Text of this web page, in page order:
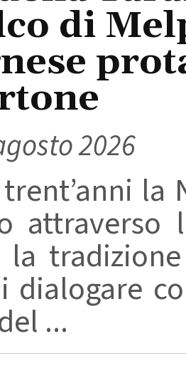
di
2026
attraverso
la
dialogare
...